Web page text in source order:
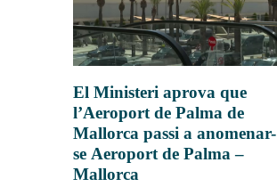
El Ministeri aprova que
l’Aeroport de Palma de
Mallorca passi a anomenar-
se Aeroport de Palma –
Mallorca